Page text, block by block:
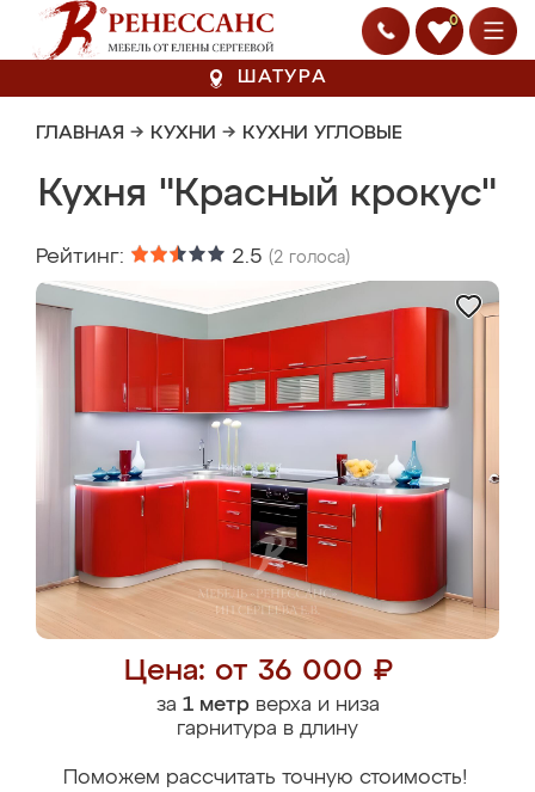
0
ШАТУРА
ГЛАВНАЯ → КУХНИ → КУХНИ УГЛОВЫЕ
Кухня "Красный крокус"
Рейтинг: 2.5 (2 голоса)
Цена: от 36 000 ₽
за 1 метрверха и низа
гарнитура в длину
Поможем рассчитать точную стоимость!